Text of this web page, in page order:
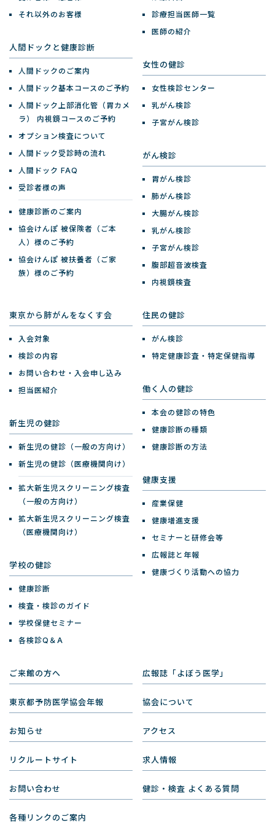
それ以外のお客様
人間ドックと健康診断
人間ドックのご案内
人間ドック基本コースのご予約
人間ドック上部消化管（胃カメ
ラ）
内視鏡コースのご予約
オプション検査について
人間ドック受診時の流れ
人間ドック FAQ
受診者様の声
健康診断のご案内
協会けんぽ 被保険者（ご本
人）様のご予約
協会けんぽ 被扶養者（ご家
族）様のご予約
診療担当医師一覧
医師の紹介
女性の健診
女性検診センター
乳がん検診
子宮がん検診
がん検診
胃がん検診
肺がん検診
大腸がん検診
乳がん検診
子宮がん検診
腹部超音波検査
内視鏡検査
東京から肺がんをなくす会
入会対象
検診の内容
お問い合わせ・入会申し込み
担当医紹介
新生児の健診
新生児の健診（一般の方向け）
新生児の健診（医療機関向け）
拡大新生児スクリーニング検査
（一般の方向け）
拡大新生児スクリーニング検査
（医療機関向け）
学校の健診
健康診断
検査・検診のガイド
学校保健セミナー
各検診Q＆A
住民の健診
がん検診
特定健康診査・特定保健指導
働く人の健診
本会の健診の特色
健康診断の種類
健康診断の方法
健康支援
産業保健
健康増進支援
セミナーと研修会等
広報誌と年報
健康づくり活動への協力
ご来館の方へ 広報誌「よぼう医学」
東京都予防医学協会年報 協会について
お知らせ アクセス
リクルートサイト 求人情報
お問い合わせ 健診・検査 よくある質問
各種リンクのご案内